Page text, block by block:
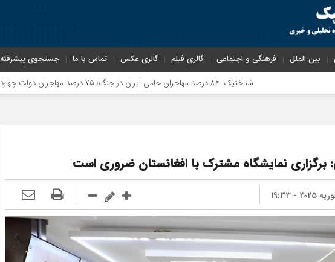
بین الملل فرهنگی و اجتماعی گالری فیلم گالری عکس تماس با ما جستجوی پیشرفته
برگزاری نمایشگاه مشترک با افغانستان ضروری است